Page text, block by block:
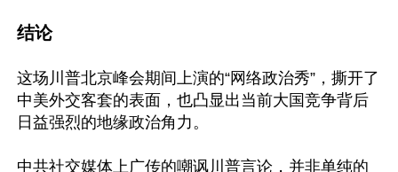
结论
这场川普北京峰会期间上演的“网络政治秀”，撕开了
中美外交客套的表面，也凸显出当前大国竞争背后
日益强烈的地缘政治角力。
中共社交媒体上广传的嘲讽川普言论，并非单纯的